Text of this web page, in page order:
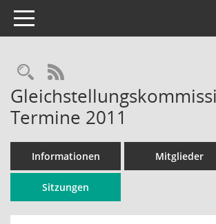
Toggle navigation
Rechercheauswahl
RSS-Feed
Termine 2011
Informationen Mitglieder
Sitzungen